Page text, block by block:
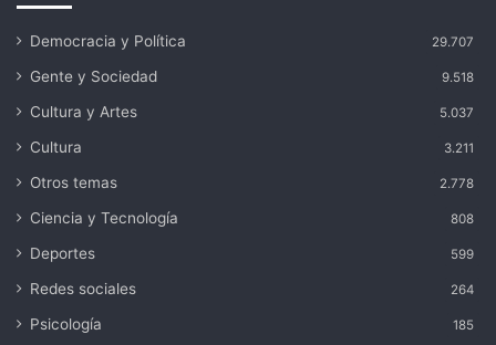
Democracia y Política 29.707
Gente y Sociedad 9.518
Cultura y Artes 5.037
Cultura 3.211
Otros temas 2.778
Ciencia y Tecnología 808
Deportes 599
Redes sociales 264
Psicología 185